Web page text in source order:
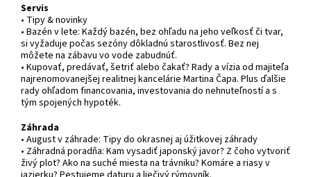
Servis
• Tipy & novinky
• Bazén v lete: Každý bazén, bez ohľadu na jeho veľkosť či tvar,
si vyžaduje počas sezóny dôkladnú starostlivosť. Bez nej
môžete na zábavu vo vode zabudnúť.
• Kupovať, predávať, šetriť alebo čakať? Rady a vízia od majiteľa
najrenomovanejšej realitnej kancelárie Martina Čapa. Plus ďalšie
rady ohľadom financovania, investovania do nehnuteľností a s
tým spojených hypoték.
Záhrada
• August v záhrade: Tipy do okrasnej aj úžitkovej záhrady
• Záhradná poradňa: Kam vysadiť japonský javor? Z čoho vytvoriť
živý plot? Ako na suché miesta na trávniku? Komáre a riasy v